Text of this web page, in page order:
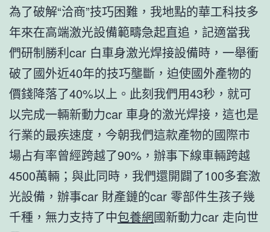
為了破解“洽商”技巧困難，我地點的華工科技多
年來在高端激光設備範疇急起直追，記適當我
們研制勝利car 白車身激光焊接設備時，一舉衝
破了國外近40年的技巧壟斷，迫使國外產物的
價錢降落了40%以上。此刻我們用43秒，就可
以完成一輛新動力car 車身的激光焊接，這也是
行業的最疾速度，今朝我們這款產物的國際市
場占有率曾經跨越了90%，辦事下線車輛跨越
4500萬輛；與此同時，我們還開闢了100多套激
光設備，辦事car 財產鏈的car 零部件生孩子幾
千種，無力支持了中包養網國新動力car 走向世